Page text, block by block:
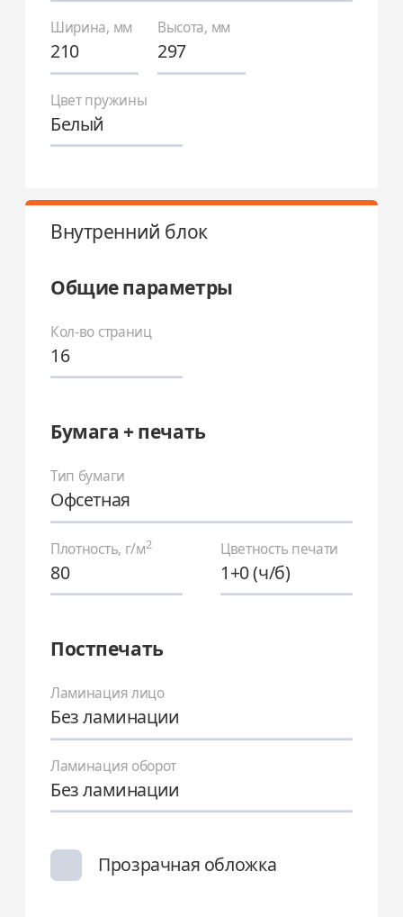
Ширина, мм Высота, мм
Цвет пружины
Белый
Внутренний блок
Общие параметры
Кол-во страниц
16
Бумага + печать
Тип бумаги
Офсетная
Плотность, г/м2
80
Цветность печати
1+0 (ч/б)
Постпечать
Ламинация лицо
Без ламинации
Ламинация оборот
Без ламинации
Прозрачная обложка